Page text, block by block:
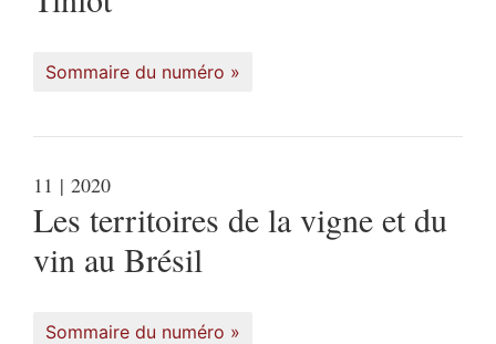
Sommaire du numéro
11 | 2020
Les territoires de la vigne et du
vin au Brésil
Sommaire du numéro